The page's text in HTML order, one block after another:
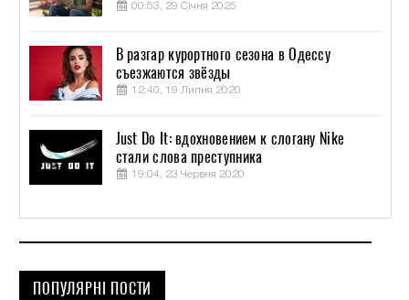
00:53, 29 Січня 2025
В разгар курортного сезона в Одессу
съезжаются звёзды
12:40, 19 Липня 2020
Just Do It: вдохновением к слогану Nike
стали слова преступника
19:04, 23 Червня 2020
ПОПУЛЯРНІ ПОСТИ